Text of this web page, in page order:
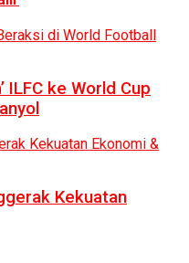
ILFC ke World Cup
Kekuatan